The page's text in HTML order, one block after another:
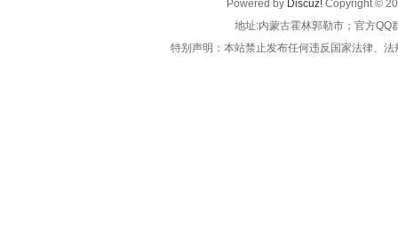
Powered by Discuz! Copyright ©
地址:内蒙古霍林郭勒市；官方QQ
特别声明：本站禁止发布任何违反国家法律、